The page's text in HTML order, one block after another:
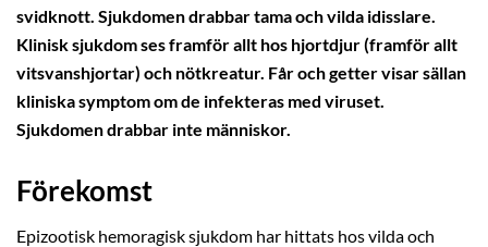
svidknott. Sjukdomen drabbar tama och vilda idisslare.
Klinisk sjukdom ses framför allt hos hjortdjur (framför allt
vitsvanshjortar) och nötkreatur. Får och getter visar sällan
kliniska symptom om de infekteras med viruset.
Sjukdomen drabbar inte människor.
Förekomst
Epizootisk hemoragisk sjukdom har hittats hos vilda och